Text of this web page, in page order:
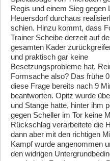
Regis und einem Sieg gegen
Heuersdorf durchaus
schien. Hinzu kommt, dass
Trainer Scheibe derzeit auf
gesamten Kader
und praktisch gar keine
Besetzungsprobleme hat.
Formsache also? Das frühe
diese Frage bereits nach 9
beantworten. Opitz wurde
und Stange hatte, hinter ihm
gegen Scheller im Tor keine
Rückschlag verarbeitete die
dann aber mit den richtigen
Kampf wurde angenommen
den widrigen